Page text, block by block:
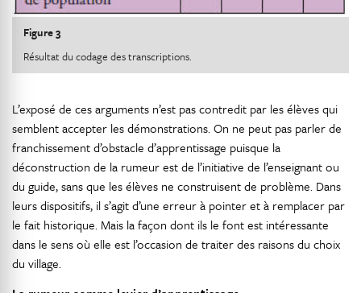
Figure 3
Résultat du codage des transcriptions.
L’exposé de ces arguments n’est pas contredit par les élèves qui
semblent accepter les démonstrations. On ne peut pas parler de
franchissement d’obstacle d’apprentissage puisque la
déconstruction de la rumeur est de l’initiative de l’enseignant ou
du guide, sans que les élèves ne construisent de problème. Dans
leurs dispositifs, il s’agit d’une erreur à pointer et à remplacer par
le fait historique. Mais la façon dont ils le font est intéressante
dans le sens où elle est l’occasion de traiter des raisons du choix
du village.